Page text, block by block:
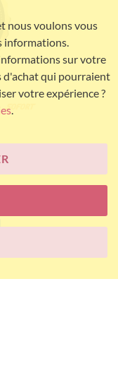
du groupe
nous voulons vous
informations.
sur votre
d'achat qui pourraient
votre expérience ?
.